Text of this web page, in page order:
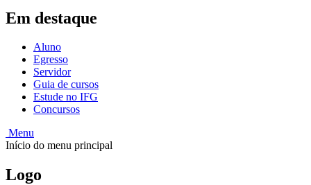
Em destaque
Aluno
Egresso
Servidor
Guia de cursos
Estude no IFG
Concursos
Menu
Início do menu principal
Logo